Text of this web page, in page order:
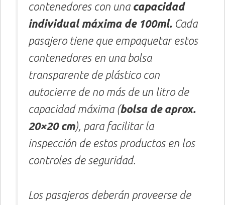
contenedores con una capacidad
individual máxima de 100ml.Cada
pasajero tiene que empaquetar estos
contenedores en una bolsa
transparente de plástico con
autocierre de no más de un litro de
capacidad máxima (bolsa de aprox.
20×20 cm), para facilitar la
inspección de estos productos en los
controles de seguridad.
Los pasajeros deberán proveerse de